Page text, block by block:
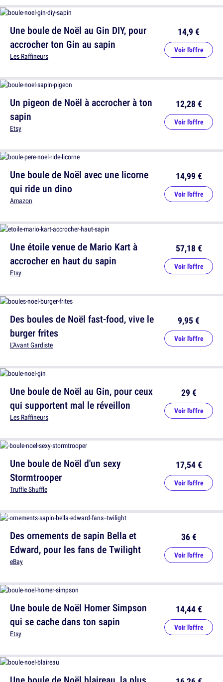
Une boule de Noël au Gin DIY, pour
accrocher ton Gin au sapin
Les Raffineurs
14,9 €
Voir l'offre
Une étoile venue de Mario Kart à
accrocher en haut du sapin
Etsy
57,18 €
Voir l'offre
Une boule de Noël au Gin, pour ceux
qui supportent mal le réveillon
Les Raffineurs
29 €
Voir l'offre
Des ornements de sapin Bella et
Edward, pour les fans de Twilight
eBay
36 €
Voir l'offre
Un pigeon de Noël à accrocher à ton
sapin
Etsy
12,28 €
Voir l'offre
Une boule de Noël avec une licorne
qui ride un dino
Amazon
14,99 €
Voir l'offre
Des boules de Noël fast-food, vive le
burger frites
L'Avant Gardiste
9,95 €
Voir l'offre
Une boule de Noël d'un sexy
Stormtrooper
Truffle Shuffle
17,54 €
Voir l'offre
Une boule de Noël Homer Simpson
qui se cache dans ton sapin
Etsy
14,44 €
Voir l'offre